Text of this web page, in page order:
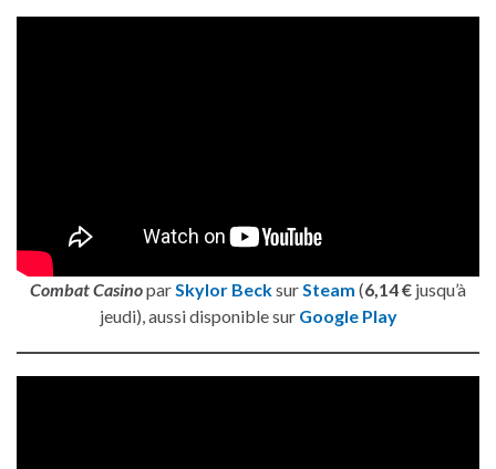
Combat CasinoparSkylor BecksurSteam (6,14 € jusqu’à
jeudi), aussi disponible sur Google Play